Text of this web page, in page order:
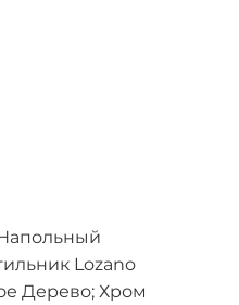
Lozano
Дерево; Хром